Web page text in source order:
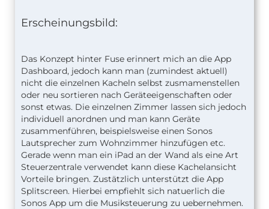
Erscheinungsbild:
Das Konzept hinter Fuse erinnert mich an die App
Dashboard, jedoch kann man (zumindest aktuell)
nicht die einzelnen Kacheln selbst zusmamenstellen
oder neu sortieren nach Geräteeigenschaften oder
sonst etwas. Die einzelnen Zimmer lassen sich jedoch
individuell anordnen und man kann Geräte
zusammenführen, beispielsweise einen Sonos
Lautsprecher zum Wohnzimmer hinzufügen etc.
Gerade wenn man ein iPad an der Wand als eine Art
Steuerzentrale verwendet kann diese Kachelansicht
Vorteile bringen. Zustätzlich unterstützt die App
Splitscreen. Hierbei empfiehlt sich natuerlich die
Sonos App um die Musiksteuerung zu uebernehmen.